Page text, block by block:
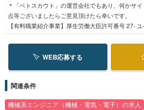
＊「ベトスカウト」の運営会社でもあり、何かサ
点等ございましたらご意見頂けたら幸いです。
【有料職業紹介事業】厚生労働大臣許可番号 27-
WEB応募する
関連条件
機械系エンジニア（機械・電気・電子）の求人